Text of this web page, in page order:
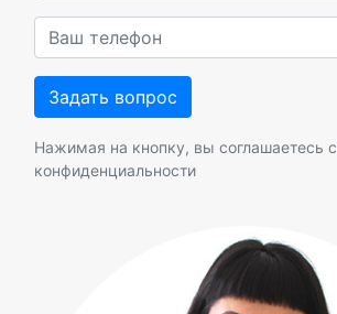
Нажимая на кнопку, вы соглашаетесь с
конфиденциальности